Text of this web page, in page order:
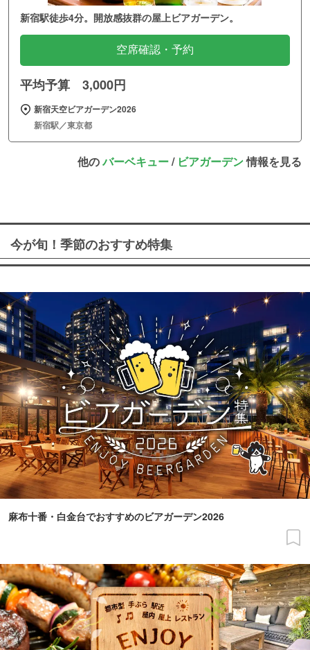
新宿駅徒歩4分。開放感抜群の屋上ビアガーデン。
空席確認・予約
平均予算 3,000円
新宿天空ビアガーデン2026
新宿駅／東京都
他のバーベキュー/ ビアガーデン情報を見る
今が旬！季節のおすすめ特集
麻布十番・白金台でおすすめのビアガーデン2026